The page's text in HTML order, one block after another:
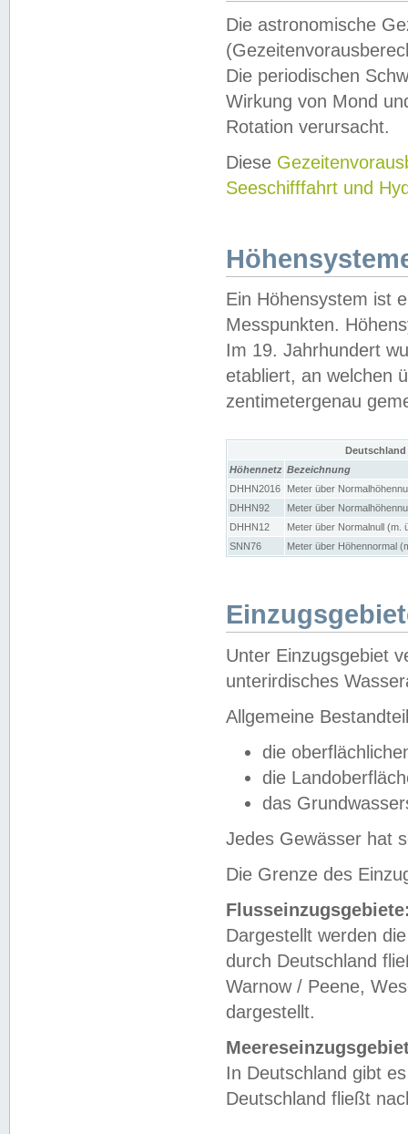
Die astronomische
Die periodischen
Wirkung von Mond
Rotation verursacht.
Diese
Seeschifffahrt und
Ein Höhensystem ist
Messpunkten.
Im 19. Jahrhundert
etabliert, an welchen
zentimetergenau
Höhennetz Bezeichnung
DHHN2016
Meter über
DHHN92
Meter über
DHHN12
Meter über Normalnull (m.
SNN76
Meter über Höhennormal
Unter Einzugsgebiet
unterirdisches
Allgemeine
die
die
das
Jedes Gewässer hat
Die Grenze des
Dargestellt werden
durch Deutschland
Warnow / Peene,
dargestellt.
In Deutschland gibt
Deutschland fließt